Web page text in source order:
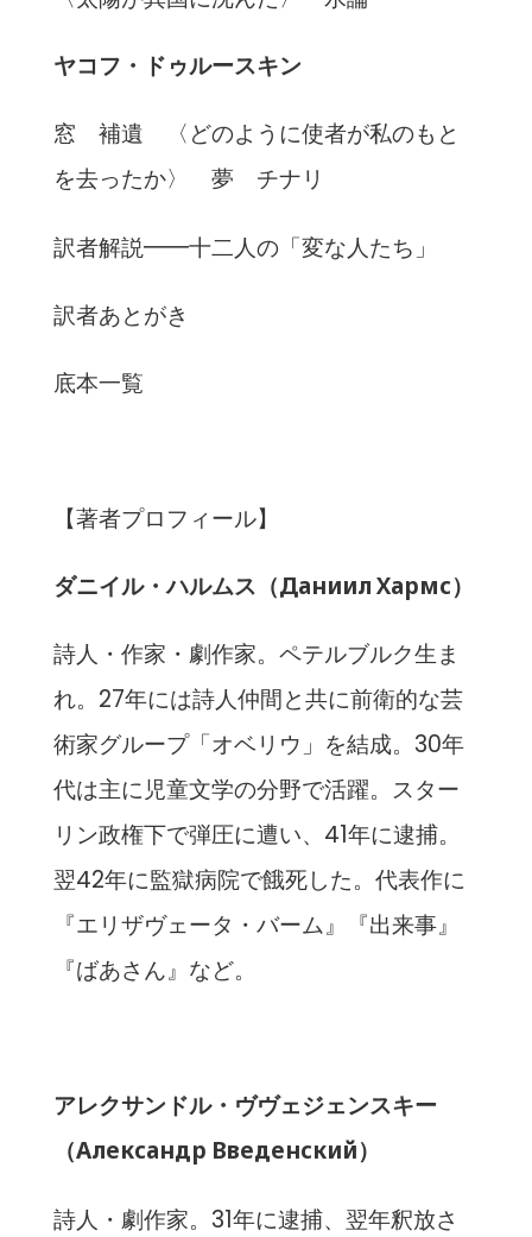
ヤコフ・ドゥルースキン
窓 補遺 〈どのように使者が私のもと
を去ったか〉 夢 チナリ
訳者解説━━十二人の「変な人たち」
訳者あとがき
底本一覧
【著者プロフィール】
ダニイル・ハルムス（Даниил Хармс）
詩人・作家・劇作家。ペテルブルク生ま
れ。27年には詩人仲間と共に前衛的な芸
術家グループ「オベリウ」を結成。30年
代は主に児童文学の分野で活躍。スター
リン政権下で弾圧に遭い、41年に逮捕。
翌42年に監獄病院で餓死した。代表作に
『エリザヴェータ・バーム』『出来事』
『ばあさん』など。
アレクサンドル・ヴヴェジェンスキー
（Александр Введенский）
詩人・劇作家。31年に逮捕、翌年釈放さ